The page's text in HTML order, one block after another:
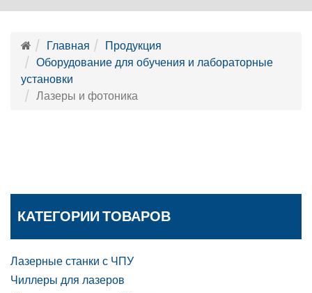
Главная
Продукция
Оборудование для обучения и лабораторные
установки
Лазеры и фотоника
КАТЕГОРИИ ТОВАРОВ
Лазерные станки с ЧПУ
Чиллеры для лазеров